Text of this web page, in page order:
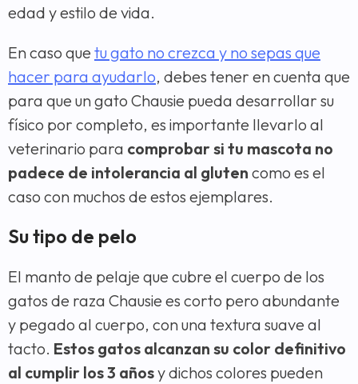
edad y estilo de vida.
En caso que tu gato no crezca y no sepas que
hacer para ayudarlo, debes tener en cuenta que
para que un gato Chausie pueda desarrollar su
físico por completo, es importante llevarlo al
veterinario para comprobar si tu mascota no
padece de intolerancia al gluten como es el
caso con muchos de estos ejemplares.
Su tipo de pelo
El manto de pelaje que cubre el cuerpo de los
gatos de raza Chausie es corto pero abundante
y pegado al cuerpo, con una textura suave al
tacto. Estos gatos alcanzan su color definitivo
al cumplir los 3 añosy dichos colores pueden